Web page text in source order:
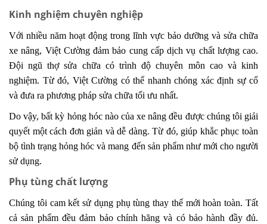
Kinh nghiệm chuyên nghiệp
Với nhiều năm hoạt động trong lĩnh vực bảo dưỡng và sửa chữa
xe nâng, Việt Cường đảm bảo cung cấp dịch vụ chất lượng cao.
Đội ngũ thợ sửa chữa có trình độ chuyên môn cao và kinh
nghiệm. Từ đó, Việt Cường có thể nhanh chóng xác định sự cố
và đưa ra phương pháp sửa chữa tối ưu nhất.
Do vậy, bất kỳ hỏng hóc nào của xe nâng đều được chúng tôi giải
quyết một cách đơn giản và dễ dàng. Từ đó, giúp khắc phục toàn
bộ tình trạng hỏng hóc và mang đến sản phẩm như mới cho người
sử dụng.
Phụ tùng chất lượng
Chúng tôi cam kết sử dụng phụ tùng thay thế mới hoàn toàn. Tất
cả sản phẩm đều đảm bảo chính hãng và có bảo hành đầy đủ.